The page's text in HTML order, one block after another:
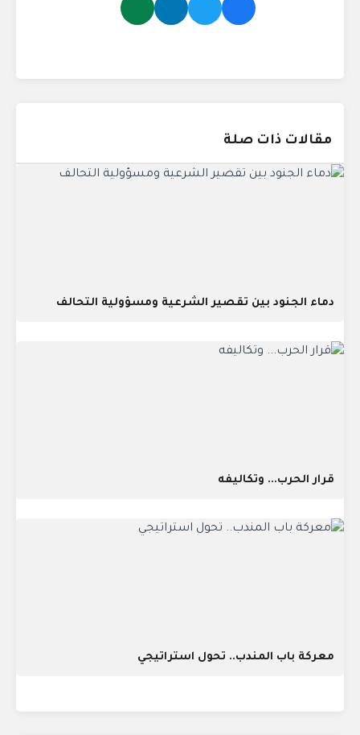
مقالات ذات صلة
دماء الجنود بين تقصير الشرعية ومسؤولية التحالف
قرار الحرب... وتكاليفه
معركة باب المندب.. تحول استراتيجي